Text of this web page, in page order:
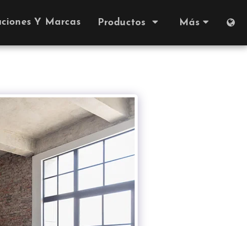
Y Marcas Productos Más